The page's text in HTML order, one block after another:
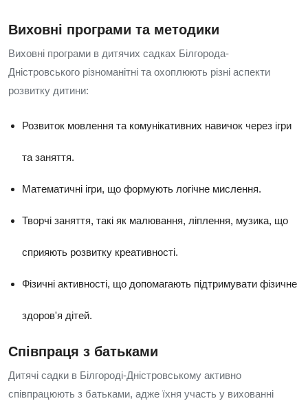
Виховні програми та методики
Виховні програми в дитячих садках Білгорода-
Дністровського різноманітні та охоплюють різні аспекти
розвитку дитини:
Розвиток мовлення та комунікативних навичок через ігри
та заняття.
Математичні ігри, що формують логічне мислення.
Творчі заняття, такі як малювання, ліплення, музика, що
сприяють розвитку креативності.
Фізичні активності, що допомагають підтримувати фізичне
здоров'я дітей.
Співпраця з батьками
Дитячі садки в Білгороді-Дністровському активно
співпрацюють з батьками, адже їхня участь у вихованні